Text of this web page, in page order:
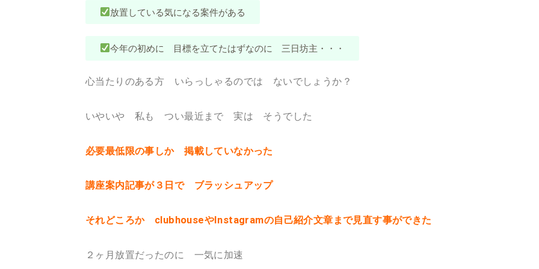
放置している気になる案件がある
今年の初めに 目標を立てたはずなのに 三日坊主・・・
心当たりのある方 いらっしゃるのでは ないでしょうか？
いやいや 私も つい最近まで 実は そうでした
必要最低限の事しか 掲載していなかった
講座案内記事が３日で ブラッシュアップ
それどころか clubhouseやInstagramの自己紹介文章まで見直す事ができた
２ヶ月放置だったのに 一気に加速